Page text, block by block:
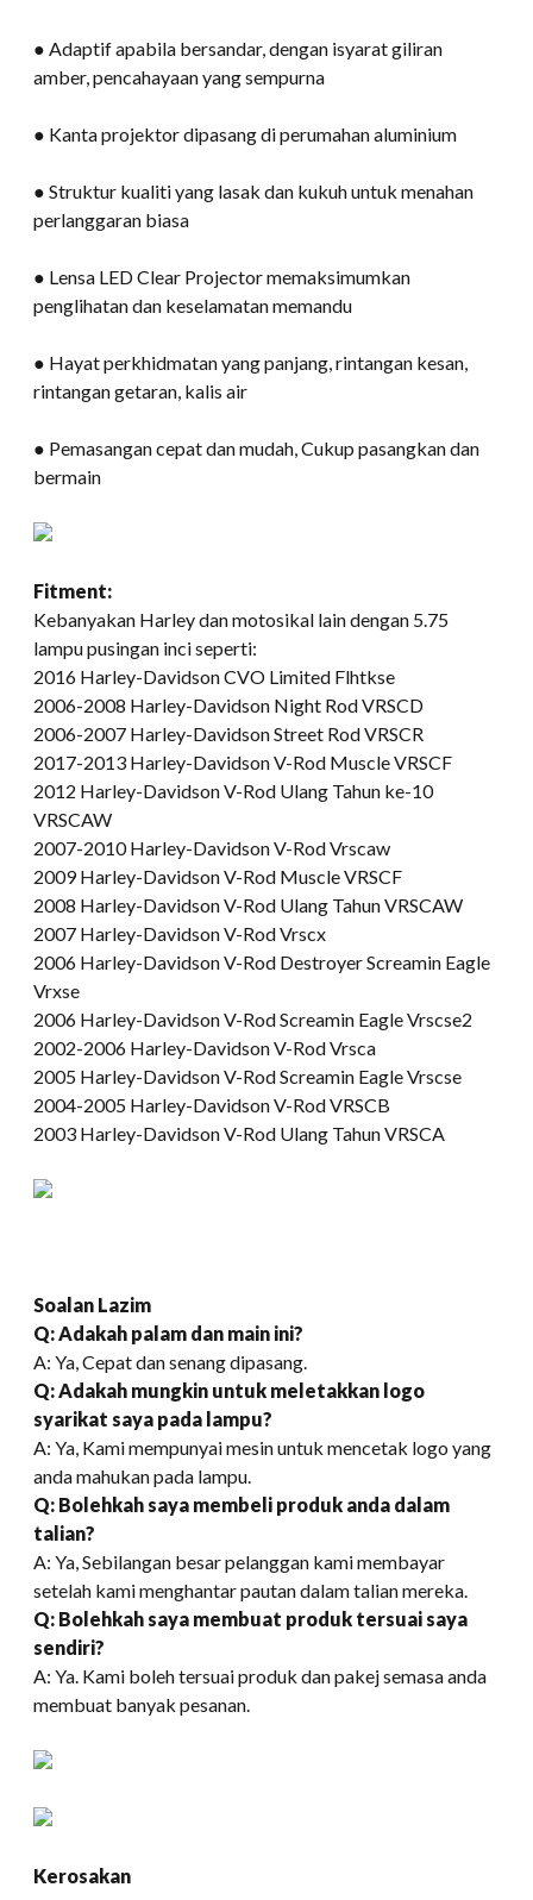
● Adaptif apabila bersandar, dengan isyarat giliran
amber, pencahayaan yang sempurna
● Kanta projektor dipasang di perumahan aluminium
● Struktur kualiti yang lasak dan kukuh untuk menahan
perlanggaran biasa
● Lensa LED Clear Projector memaksimumkan
penglihatan dan keselamatan memandu
● Hayat perkhidmatan yang panjang, rintangan kesan,
rintangan getaran, kalis air
● Pemasangan cepat dan mudah, Cukup pasangkan dan
bermain
Fitment:
Kebanyakan Harley dan motosikal lain dengan 5.75
lampu pusingan inci seperti:
2016 Harley-Davidson CVO Limited Flhtkse
2006-2008 Harley-Davidson Night Rod VRSCD
2006-2007 Harley-Davidson Street Rod VRSCR
2017-2013 Harley-Davidson V-Rod Muscle VRSCF
2012 Harley-Davidson V-Rod Ulang Tahun ke-10
VRSCAW
2007-2010 Harley-Davidson V-Rod Vrscaw
2009 Harley-Davidson V-Rod Muscle VRSCF
2008 Harley-Davidson V-Rod Ulang Tahun VRSCAW
2007 Harley-Davidson V-Rod Vrscx
2006 Harley-Davidson V-Rod Destroyer Screamin Eagle
Vrxse
2006 Harley-Davidson V-Rod Screamin Eagle Vrscse2
2002-2006 Harley-Davidson V-Rod Vrsca
2005 Harley-Davidson V-Rod Screamin Eagle Vrscse
2004-2005 Harley-Davidson V-Rod VRSCB
2003 Harley-Davidson V-Rod Ulang Tahun VRSCA
Soalan Lazim
Q: Adakah palam dan main ini?
A: Ya, Cepat dan senang dipasang.
Q: Adakah mungkin untuk meletakkan logo
syarikat saya pada lampu?
A: Ya, Kami mempunyai mesin untuk mencetak logo yang
anda mahukan pada lampu.
Q: Bolehkah saya membeli produk anda dalam
talian?
A: Ya, Sebilangan besar pelanggan kami membayar
setelah kami menghantar pautan dalam talian mereka.
Q: Bolehkah saya membuat produk tersuai saya
sendiri?
A: Ya. Kami boleh tersuai produk dan pakej semasa anda
membuat banyak pesanan.
Kerosakan